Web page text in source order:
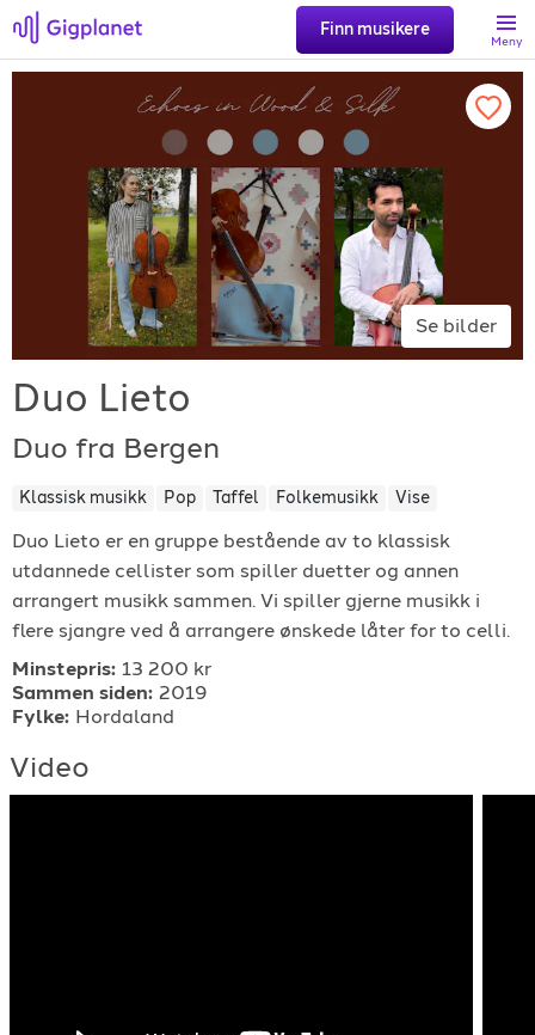
Finn musikere
Meny
Favoritter
Logg inn
Registrer artist
Gigplanet
For arrangører
For musiker
Support
Se bilder
Duo Lieto
Duo fra Bergen
Klassisk musikk Pop Taffel Folkemusikk Vise
Duo Lieto er en gruppe bestående av to klassisk
utdannede cellister som spiller duetter og annen
arrangert musikk sammen. Vi spiller gjerne musikk i
flere sjangre ved å arrangere ønskede låter for to celli.
Minstepris: 13 200 kr
Sammen siden: 2019
Fylke: Hordaland
Video